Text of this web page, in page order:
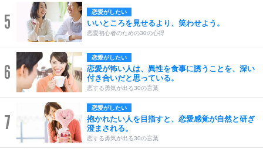
5 恋愛がしたい
いいところを見せるより、笑わせよう。
恋愛初心者のための30の心得
6
恋愛がしたい
恋愛が怖い人は、異性を食事に誘うことを、深い
付き合いだと思っている。
恋する勇気が出る30の言葉
7
恋愛がしたい
抱かれたい人を目指すと、恋愛感覚が自然と研ぎ
澄まされる。
恋する勇気が出る30の言葉